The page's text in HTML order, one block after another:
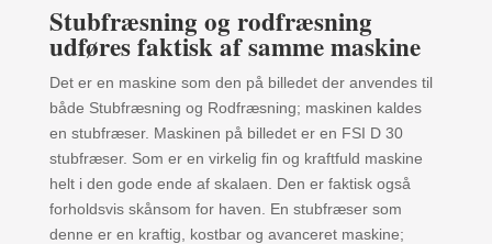
Stubfræsning og rodfræsning
udføres faktisk af samme maskine
Det er en maskine som den på billedet der anvendes til
både Stubfræsning og Rodfræsning; maskinen kaldes
en stubfræser. Maskinen på billedet er en FSI D 30
stubfræser. Som er en virkelig fin og kraftfuld maskine
helt i den gode ende af skalaen. Den er faktisk også
forholdsvis skånsom for haven. En stubfræser som
denne er en kraftig, kostbar og avanceret maskine;